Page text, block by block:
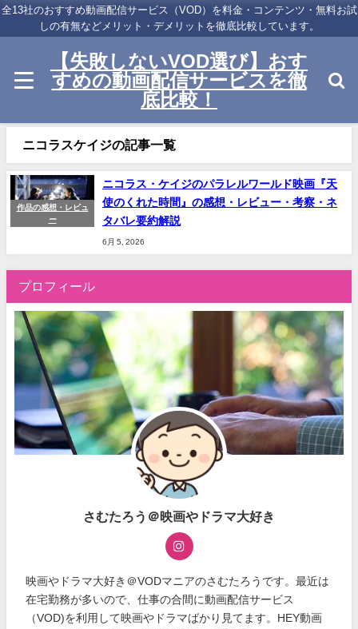
全13社のおすすめ動画配信サービス（VOD）を料金・コンテンツ・無料お試
しの有無などメリット・デメリットを徹底比較しています。
【失敗しないVOD選び】おす
すめの動画配信サービスを徹
底比較！
ニコラスケイジの記事一覧
作品の感想・レビュ
ー
ニコラス・ケイジのパラレルワールド映画『天
使のくれた時間』の感想・レビュー・考察・ネ
タバレ要約解説
6月 5, 2026
プロフィール
さむたろう＠映画やドラマ大好き
映画やドラマ大好き＠VODマニアのさむたろうです。最近は
在宅勤務が多いので、仕事の合間に動画配信サービス
（VOD)を利用して映画やドラマばかり見てます。HEY動画